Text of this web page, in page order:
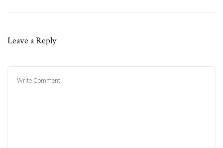
Leave a Reply